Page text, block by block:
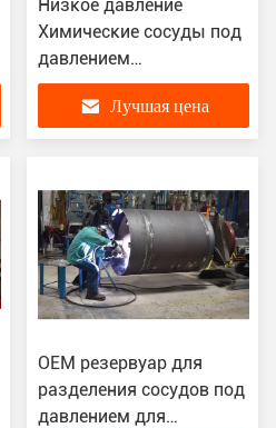
Низкое давление
Химические сосуды под
давлением
Реакционный сосуд из
нержавеющей стали
Лучшая цена
OEM резервуар для
разделения сосудов под
давлением для